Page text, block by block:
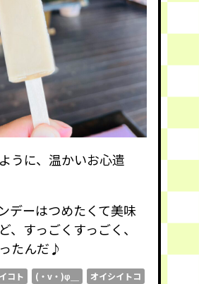
うに、温かいお心遣
デーはつめたくて美味
、すっごくすっごく、
たんだ♪
コト (・v・)φ＿
オイシイトコ